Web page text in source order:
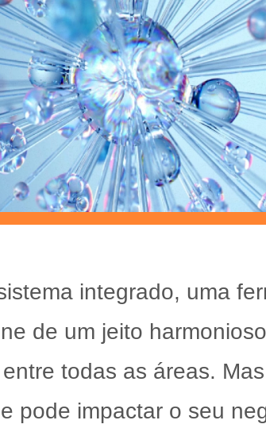
integrado, uma
de um jeito
todas as áreas.
pode impactar o seu